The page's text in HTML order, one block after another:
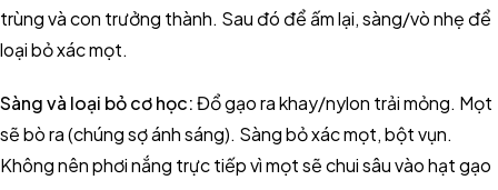
trùng và con trưởng thành. Sau đó để ấm lại, sàng/vò nhẹ để
loại bỏ xác mọt.
Sàng và loại bỏ cơ học:Đổ gạo ra khay/nylon trải mỏng. Mọt
sẽ bò ra (chúng sợ ánh sáng). Sàng bỏ xác mọt, bột vụn.
Không nên phơi nắng trực tiếp vì mọt sẽ chui sâu vào hạt gạo